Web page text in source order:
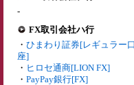
-
FX取引会社ハ行
・ ひまわり証券[レギュラー口
座]
・ ヒロセ通商[LION FX]
・ PayPay銀行[FX]